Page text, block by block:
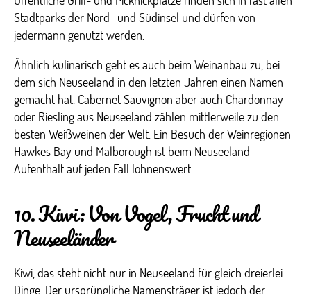
Stadtparks der Nord- und Südinsel und dürfen von
jedermann genutzt werden.
Ähnlich kulinarisch geht es auch beim Weinanbau zu, bei
dem sich Neuseeland in den letzten Jahren einen Namen
gemacht hat. Cabernet Sauvignon aber auch Chardonnay
oder Riesling aus Neuseeland zählen mittlerweile zu den
besten Weißweinen der Welt. Ein Besuch der Weinregionen
Hawkes Bay und Malborough ist beim Neuseeland
Aufenthalt auf jeden Fall lohnenswert.
10. Kiwi: Von Vogel, Frucht und
Neuseeländer
Kiwi, das steht nicht nur in Neuseeland für gleich dreierlei
Dinge. Der ursprüngliche Namensträger ist jedoch der